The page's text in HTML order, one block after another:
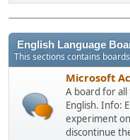
English Language
This sections contains
Microsoft
A board for all
English. Info:
experiment
discontinue